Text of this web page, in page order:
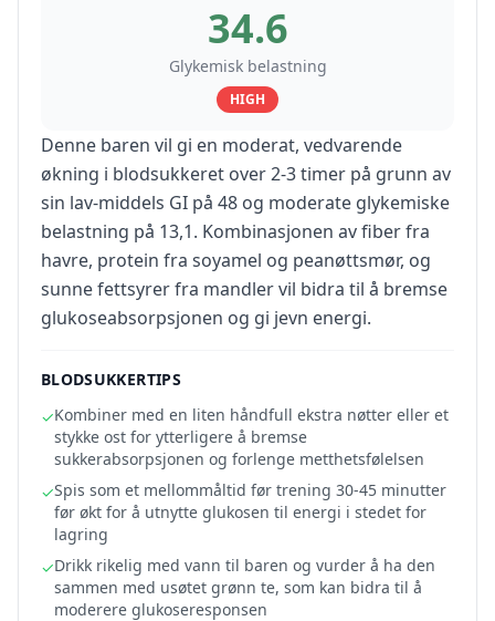
34.6
Glykemisk belastning
HIGH
Denne baren vil gi en moderat, vedvarende
økning i blodsukkeret over 2-3 timer på grunn av
sin lav-middels GI på 48 og moderate glykemiske
belastning på 13,1. Kombinasjonen av fiber fra
havre, protein fra soyamel og peanøttsmør, og
sunne fettsyrer fra mandler vil bidra til å bremse
glukoseabsorpsjonen og gi jevn energi.
BLODSUKKERTIPS
✓Kombiner med en liten håndfull ekstra nøtter eller et
stykke ost for ytterligere å bremse
sukkerabsorpsjonen og forlenge metthetsfølelsen
✓Spis som et mellommåltid før trening 30-45 minutter
før økt for å utnytte glukosen til energi i stedet for
lagring
✓Drikk rikelig med vann til baren og vurder å ha den
sammen med usøtet grønn te, som kan bidra til å
moderere glukoseresponsen